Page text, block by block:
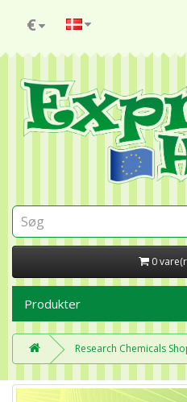
€
0
Produkter
Research Chemicals